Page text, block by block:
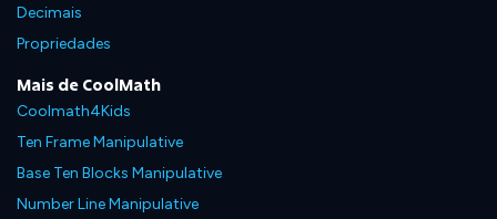
Decimais
Propriedades
Mais de CoolMath
Coolmath4Kids
Ten Frame Manipulative
Base Ten Blocks Manipulative
Number Line Manipulative